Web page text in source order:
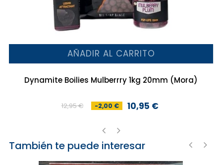
AÑADIR AL CARRITO
Dynamite Boilies Mulberrry 1kg 20mm (Mora)
Precio
12,95 € -2,00 €
Precio10,95 €
‹ ›
También te puede interesar